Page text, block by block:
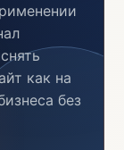
как на
без